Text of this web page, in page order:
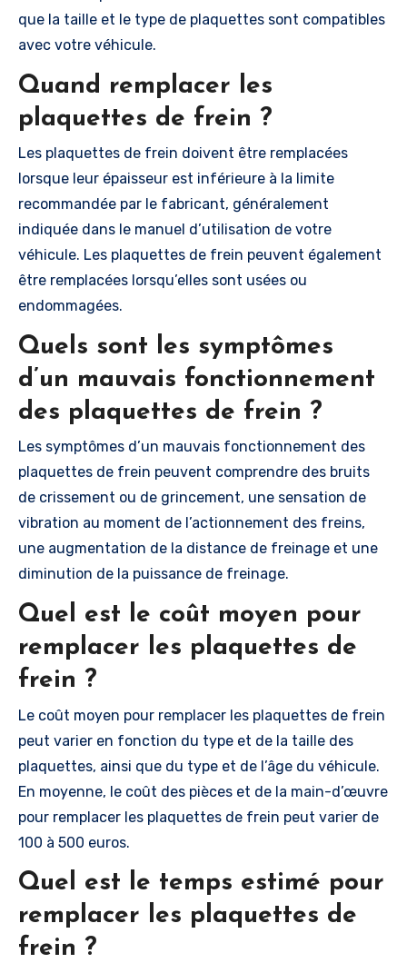
que la taille et le type de plaquettes sont compatibles
avec votre véhicule.
Quand remplacer les
plaquettes de frein ?
Les plaquettes de frein doivent être remplacées
lorsque leur épaisseur est inférieure à la limite
recommandée par le fabricant, généralement
indiquée dans le manuel d’utilisation de votre
véhicule. Les plaquettes de frein peuvent également
être remplacées lorsqu’elles sont usées ou
endommagées.
Quels sont les symptômes
d’un mauvais fonctionnement
des plaquettes de frein ?
Les symptômes d’un mauvais fonctionnement des
plaquettes de frein peuvent comprendre des bruits
de crissement ou de grincement, une sensation de
vibration au moment de l’actionnement des freins,
une augmentation de la distance de freinage et une
diminution de la puissance de freinage.
Quel est le coût moyen pour
remplacer les plaquettes de
frein ?
Le coût moyen pour remplacer les plaquettes de frein
peut varier en fonction du type et de la taille des
plaquettes, ainsi que du type et de l’âge du véhicule.
En moyenne, le coût des pièces et de la main-d’œuvre
pour remplacer les plaquettes de frein peut varier de
100 à 500 euros.
Quel est le temps estimé pour
remplacer les plaquettes de
frein ?